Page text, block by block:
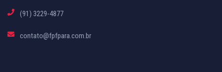
(91) 3229-4877
contato@fpfpara.com.br